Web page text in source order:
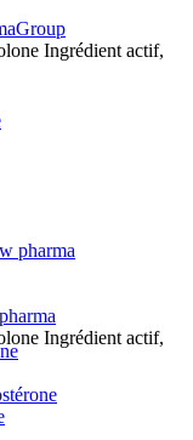
Ingrédient actif,
Ingrédient actif,